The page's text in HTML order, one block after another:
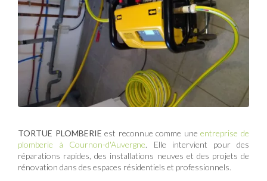
TORTUE PLOMBERIE est reconnue comme uneentreprise de
plomberie à Cournon-d'Auvergne. Elle intervient pour des
réparations rapides, des installations neuves et des projets de
rénovation dans des espaces résidentiels et professionnels.